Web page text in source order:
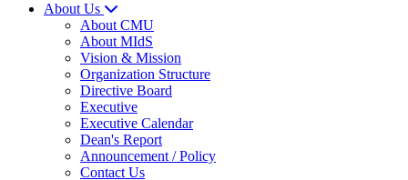
About Us
About CMU
About MIdS
Vision & Mission
Organization Structure
Directive Board
Executive
Executive Calendar
Dean's Report
Announcement / Policy
Contact Us